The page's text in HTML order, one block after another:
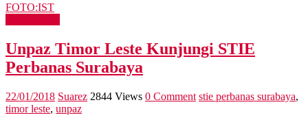
FOTO:IST
Unpaz Timor Leste Kunjungi STIE
Perbanas Surabaya
22/01/2018 Suarez 2844 Views 0 Comment stie perbanas surabaya,
timor leste, unpaz